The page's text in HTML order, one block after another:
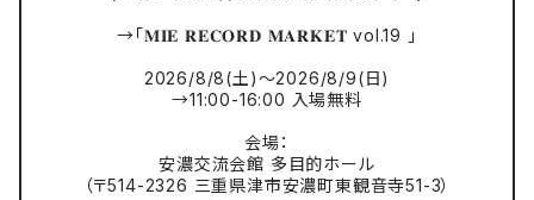
→「𝐌𝐈𝐄 𝐑𝐄𝐂𝐎𝐑𝐃 𝐌𝐀𝐑𝐊𝐄𝐓 vol.19 」
2026/8/8(土)〜2026/8/9(日)
→11:00-16:00 入場無料
会場：
安濃交流会館 多目的ホール
（〒514-2326 三重県津市安濃町東観音寺51-3）